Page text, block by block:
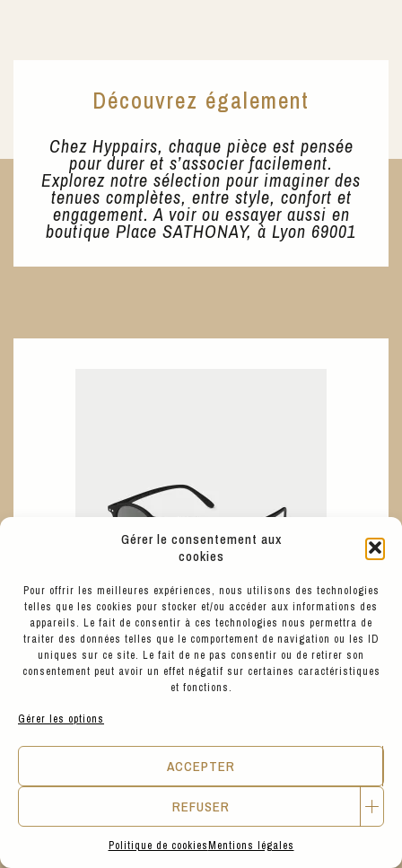
Gérer le consentement aux
cookies
Pour offrir les meilleures expériences, nous utilisons des technologies
telles que les cookies pour stocker et/ou accéder aux informations des
appareils. Le fait de consentir à ces technologies nous permettra de
traiter des données telles que le comportement de navigation ou les ID
uniques sur ce site. Le fait de ne pas consentir ou de retirer son
consentement peut avoir un effet négatif sur certaines caractéristiques
et fonctions.
Gérer les options
ACCEPTER
REFUSER
Politique de cookiesMentions légales
Découvrez également
Chez Hyppairs, chaque pièce est pensée
pour durer et s’associer facilement.
Explorez notre sélection pour imaginer des
tenues complètes, entre style, confort et
engagement. A voir ou essayer aussi en
boutique Place SATHONAY, à Lyon 69001
LUNETTES FORME D NOIR VERRES GRIS
KIDS CORNER